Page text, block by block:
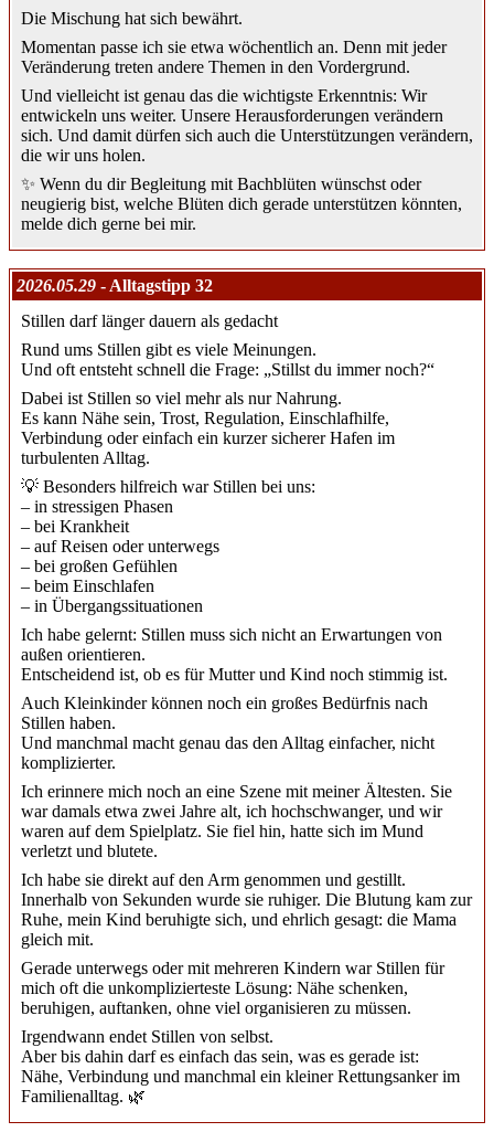
Die Mischung hat sich bewährt.
Momentan passe ich sie etwa wöchentlich an. Denn mit jeder
Veränderung treten andere Themen in den Vordergrund.
Und vielleicht ist genau das die wichtigste Erkenntnis: Wir
entwickeln uns weiter. Unsere Herausforderungen verändern
sich. Und damit dürfen sich auch die Unterstützungen verändern,
die wir uns holen.
✨ Wenn du dir Begleitung mit Bachblüten wünschst oder
neugierig bist, welche Blüten dich gerade unterstützen könnten,
melde dich gerne bei mir.
2026.05.29 - Alltagstipp 32
Stillen darf länger dauern als gedacht
Rund ums Stillen gibt es viele Meinungen.
Und oft entsteht schnell die Frage: „Stillst du immer noch?“
Dabei ist Stillen so viel mehr als nur Nahrung.
Es kann Nähe sein, Trost, Regulation, Einschlafhilfe,
Verbindung oder einfach ein kurzer sicherer Hafen im
turbulenten Alltag.
💡 Besonders hilfreich war Stillen bei uns:
– in stressigen Phasen
– bei Krankheit
– auf Reisen oder unterwegs
– bei großen Gefühlen
– beim Einschlafen
– in Übergangssituationen
Ich habe gelernt: Stillen muss sich nicht an Erwartungen von
außen orientieren.
Entscheidend ist, ob es für Mutter und Kind noch stimmig ist.
Auch Kleinkinder können noch ein großes Bedürfnis nach
Stillen haben.
Und manchmal macht genau das den Alltag einfacher, nicht
komplizierter.
Ich erinnere mich noch an eine Szene mit meiner Ältesten. Sie
war damals etwa zwei Jahre alt, ich hochschwanger, und wir
waren auf dem Spielplatz. Sie fiel hin, hatte sich im Mund
verletzt und blutete.
Ich habe sie direkt auf den Arm genommen und gestillt.
Innerhalb von Sekunden wurde sie ruhiger. Die Blutung kam zur
Ruhe, mein Kind beruhigte sich, und ehrlich gesagt: die Mama
gleich mit.
Gerade unterwegs oder mit mehreren Kindern war Stillen für
mich oft die unkomplizierteste Lösung: Nähe schenken,
beruhigen, auftanken, ohne viel organisieren zu müssen.
Irgendwann endet Stillen von selbst.
Aber bis dahin darf es einfach das sein, was es gerade ist:
Nähe, Verbindung und manchmal ein kleiner Rettungsanker im
Familienalltag. 🌿